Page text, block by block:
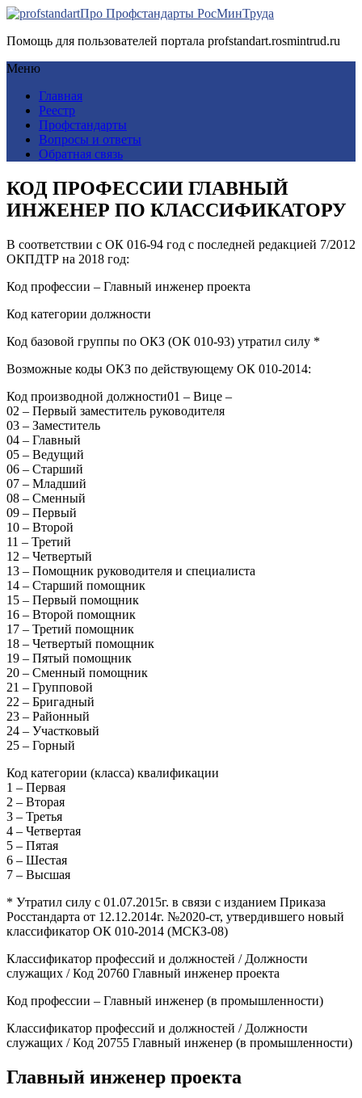
Про Профстандарты РосМинТруда
Помощь для пользователей портала profstandart.rosmintrud.ru
Меню
Главная
Реестр
Профстандарты
Вопросы и ответы
Обратная связь
КОД ПРОФЕССИИ ГЛАВНЫЙ
ИНЖЕНЕР ПО КЛАССИФИКАТОРУ
В соответствии с ОК 016-94 год с последней редакцией 7/2012
ОКПДТР на 2018 год:
Код профессии – Главный инженер проекта
Код категории должности
Код базовой группы по ОКЗ (ОК 010-93) утратил силу *
Возможные коды ОКЗ по действующему ОК 010-2014:
Код производной должности01 – Вице –
02 – Первый заместитель руководителя
03 – Заместитель
04 – Главный
05 – Ведущий
06 – Старший
07 – Младший
08 – Сменный
09 – Первый
10 – Второй
11 – Третий
12 – Четвертый
13 – Помощник руководителя и специалиста
14 – Старший помощник
15 – Первый помощник
16 – Второй помощник
17 – Третий помощник
18 – Четвертый помощник
19 – Пятый помощник
20 – Сменный помощник
21 – Групповой
22 – Бригадный
23 – Районный
24 – Участковый
25 – Горный
Код категории (класса) квалификации
1 – Первая
2 – Вторая
3 – Третья
4 – Четвертая
5 – Пятая
6 – Шестая
7 – Высшая
* Утратил силу с 01.07.2015г. в связи с изданием Приказа
Росстандарта от 12.12.2014г. №2020-ст, утвердившего новый
классификатор ОК 010-2014 (МСКЗ-08)
Классификатор профессий и должностей / Должности
служащих / Код 20760 Главный инженер проекта
Код профессии – Главный инженер (в промышленности)
Классификатор профессий и должностей / Должности
служащих / Код 20755 Главный инженер (в промышленности)
Главный инженер проекта